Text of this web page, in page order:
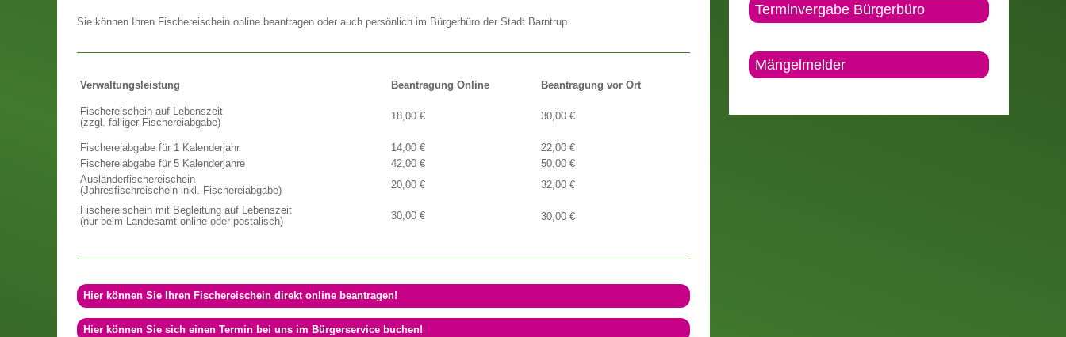
Sie können Ihren Fischereischein online beantragen oder auch persönlich im Bürgerbüro der Stadt Barntrup.
Verwaltungsleistung Beantragung Online Beantragung vor Ort
Fischereischein auf Lebenszeit
(zzgl. fälliger Fischereiabgabe)
18,00 € 30,00 €
Fischereiabgabe für 1 Kalenderjahr 14,00 €
22,00 €
Fischereiabgabe für 5 Kalenderjahre
42,00 €
50,00 €
Ausländerfischereischein
(Jahresfischreischein inkl. Fischereiabgabe)
20,00 € 32,00 €
Fischereischein mit Begleitung auf Lebenszeit
(nur beim Landesamt online oder postalisch)
30,00 € 30,00 €
Hier können Sie Ihren Fischereischein direkt online beantragen!
Hier können Sie sich einen Termin bei uns im Bürgerservice buchen!
Terminvergabe Bürgerbüro
Mängelmelder